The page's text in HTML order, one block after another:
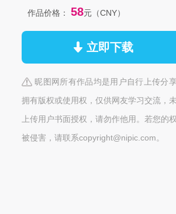
作品价格： 58元（CNY）
立即下载
昵图网所有作品均是用户自行上传分
拥有版权或使用权，仅供网友学习交流，
上传用户书面授权，请勿作他用。若您的
被侵害，请联系copyright@nipic.com。